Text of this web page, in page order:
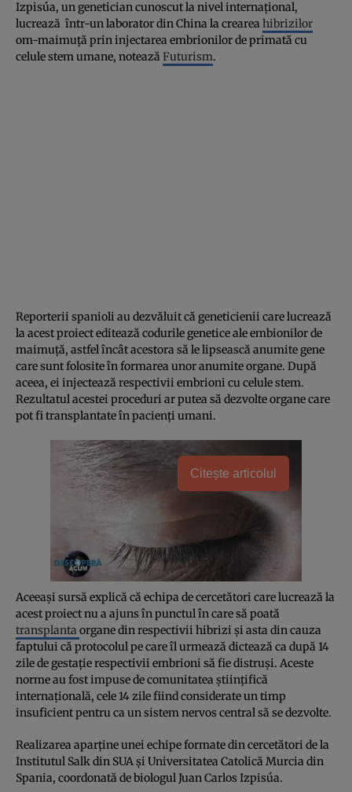
Izpisúa, un genetician cunoscut la nivel internaţional,
lucrează într-un laborator din China la crearea hibrizilor
om-maimuţă prin injectarea embrionilor de primată cu
celule stem umane, notează Futurism.
Reporterii spanioli au dezvăluit că geneticienii care lucrează
la acest proiect editează codurile genetice ale embionilor de
maimuţă, astfel încât acestora să le lipsească anumite gene
care sunt folosite în formarea unor anumite organe. După
aceea, ei injectează respectivii embrioni cu celule stem.
Rezultatul acestei proceduri ar putea să dezvolte organe care
pot fi transplantate în pacienţi umani.
Citește articolul
Aceeaşi sursă explică că echipa de cercetători care lucrează la
acest proiect nu a ajuns în punctul în care să poată
transplanta organe din respectivii hibrizi şi asta din cauza
faptului că protocolul pe care îl urmează dictează ca după 14
zile de gestaţie respectivii embrioni să fie distruşi. Aceste
norme au fost impuse de comunitatea ştiinţifică
internaţională, cele 14 zile fiind considerate un timp
insuficient pentru ca un sistem nervos central să se dezvolte.
Realizarea aparţine unei echipe formate din cercetători de la
Institutul Salk din SUA şi Universitatea Catolică Murcia din
Spania, coordonată de biologul Juan Carlos Izpisúa.